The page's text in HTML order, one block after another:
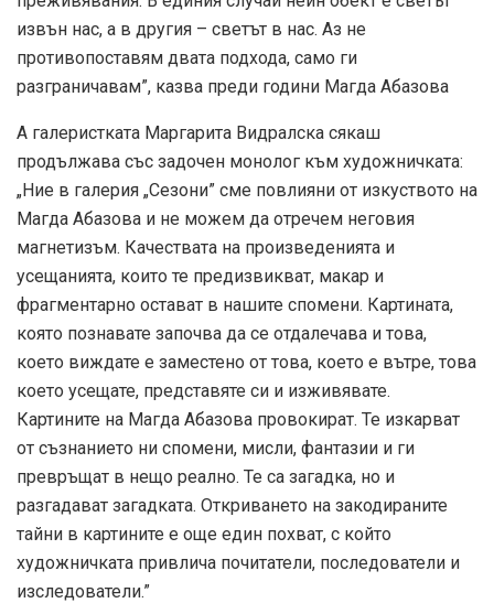
извън нас, а в другия – светът в нас. Аз не
противопоставям двата подхода, само ги
разграничавам”, казва преди години Магда Абазова
А галеристката Маргарита Видралска сякаш
продължава със задочен монолог към художничката:
„Ние в галерия „Сезони” сме повлияни от изкуството на
Магда Абазова и не можем да отречем неговия
магнетизъм. Качествата на произведенията и
усещанията, които те предизвикват, макар и
фрагментарно остават в нашите спомени. Картината,
която познавате започва да се отдалечава и това,
което виждате е заместено от това, което е вътре, това
което усещате, представяте си и изживявате.
Картините на Магда Абазова провокират. Те изкарват
от съзнанието ни спомени, мисли, фантазии и ги
превръщат в нещо реално. Те са загадка, но и
разгадават загадката. Откриването на закодираните
тайни в картините е още един похват, с който
художничката привлича почитатели, последователи и
изследователи.”